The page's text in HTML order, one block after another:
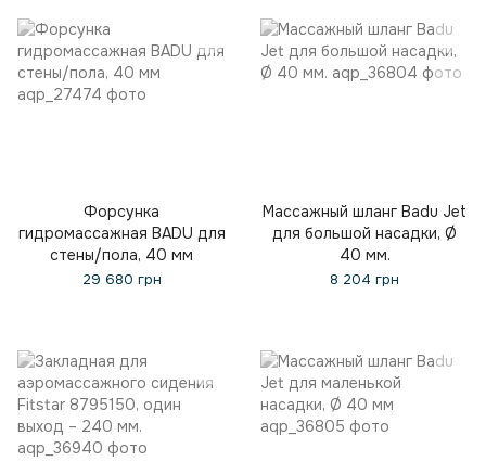
Форсунка
гидромассажная BADU для
стены/пола, 40 мм
29 680 грн
Массажный шланг Badu Jet
для большой насадки, Ø
40 мм.
8 204 грн